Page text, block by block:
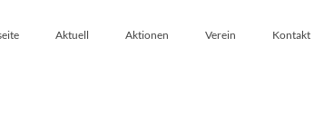
Aktuell Aktionen Verein Kontakt